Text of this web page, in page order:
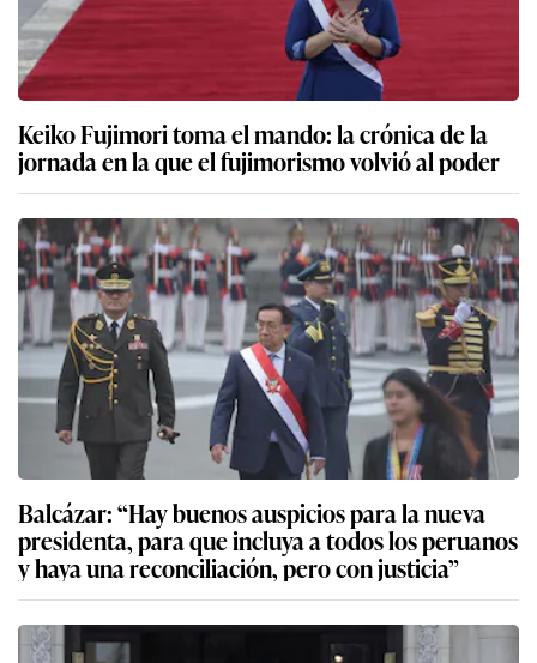
Keiko Fujimori toma el mando: la crónica de la
jornada en la que el fujimorismo volvió al poder
Balcázar: “Hay buenos auspicios para la nueva
presidenta, para que incluya a todos los peruanos
y haya una reconciliación, pero con justicia”